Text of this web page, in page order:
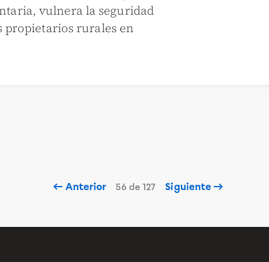
vulnera la seguridad
propietarios rurales en
← Anterior 56 de 127 Siguiente →